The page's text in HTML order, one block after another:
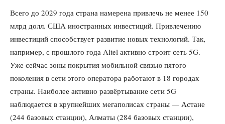
Всего до 2029 года страна намерена привлечь не менее 150
млрд долл. США иностранных инвестиций. Привлечению
инвестиций способствует развитие новых технологий. Так,
например, с прошлого года Altel активно строит сеть 5G.
Уже сейчас зоны покрытия мобильной связью пятого
поколения в сети этого оператора работают в 18 городах
страны. Наиболее активно развёртывание сети 5G
наблюдается в крупнейших мегаполисах страны — Астане
(244 базовых станции), Алматы (284 базовых станции),